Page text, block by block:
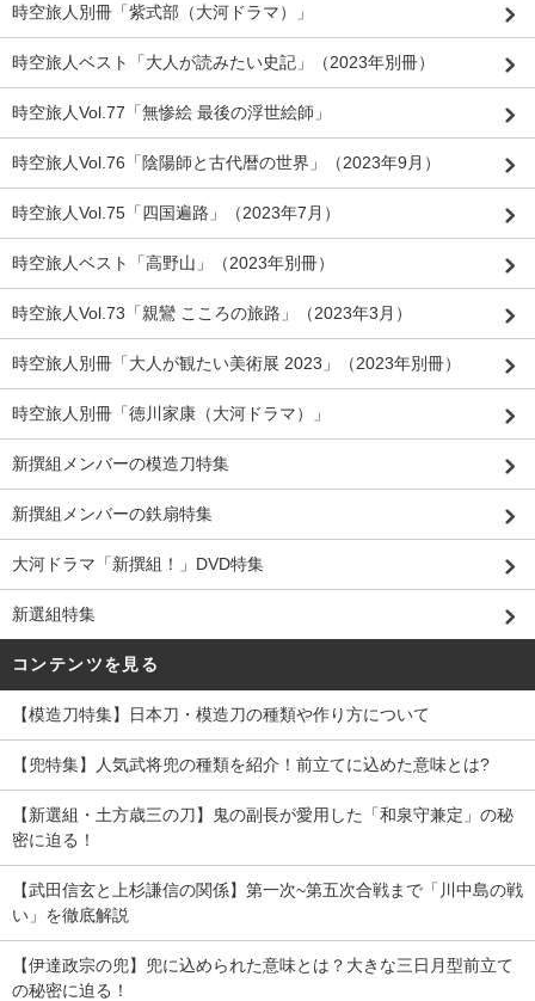
時空旅人別冊「紫式部（大河ドラマ）」
時空旅人ベスト「大人が読みたい史記」（2023年別冊）
時空旅人Vol.77「無惨絵 最後の浮世絵師」
時空旅人Vol.76「陰陽師と古代暦の世界」（2023年9月）
時空旅人Vol.75「四国遍路」（2023年7月）
時空旅人ベスト「高野山」（2023年別冊）
時空旅人Vol.73「親鸞 こころの旅路」（2023年3月）
時空旅人別冊「大人が観たい美術展 2023」（2023年別冊）
時空旅人別冊「徳川家康（大河ドラマ）」
新撰組メンバーの模造刀特集
新撰組メンバーの鉄扇特集
大河ドラマ「新撰組！」DVD特集
新選組特集
コンテンツを見る
【模造刀特集】日本刀・模造刀の種類や作り方について
【兜特集】人気武将兜の種類を紹介！前立てに込めた意味とは?
【新選組・土方歳三の刀】鬼の副長が愛用した「和泉守兼定」の秘
密に迫る！
【武田信玄と上杉謙信の関係】第一次~第五次合戦まで「川中島の戦
い」を徹底解説
【伊達政宗の兜】兜に込められた意味とは？大きな三日月型前立て
の秘密に迫る！